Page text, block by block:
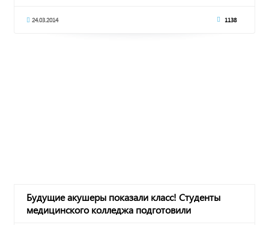
24.03.2014 1138
Будущие акушеры показали класс! Студенты
медицинского колледжа подготовили